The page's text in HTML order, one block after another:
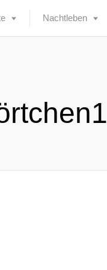
Nachtleben